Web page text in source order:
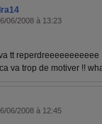
06/2008 à 13:23
tt
va trop de motiver !!
06/2008 à 12:45